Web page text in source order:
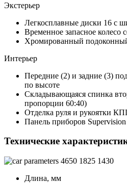
Экстерьер
Легкосплавные диски 16 с
Временное запасное колесо
Хромированный
Интерьер
Передние (2) и задние (3)
по высоте
Складывающаяся спинка
пропорции 60:40)
Отделка руля и рукоятки
Панель приборов
Технические
4650 1825 1430
Длина, мм